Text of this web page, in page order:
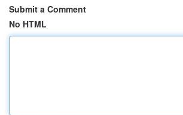
Submit a Comment
No HTML